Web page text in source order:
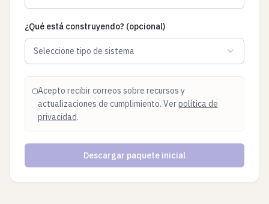
¿Qué está construyendo? (opcional)
Seleccione tipo de sistema
Acepto recibir correos sobre recursos y
actualizaciones de cumplimiento. Verpolítica de
privacidad.
Descargar paquete inicial